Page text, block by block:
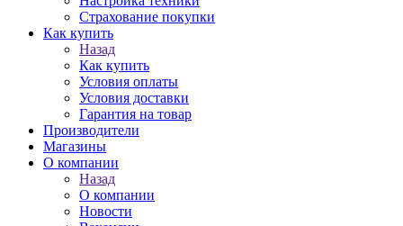
Страхование покупки
Как купить
Назад
Как купить
Условия оплаты
Условия доставки
Гарантия на товар
Производители
Магазины
О компании
Назад
О компании
Новости